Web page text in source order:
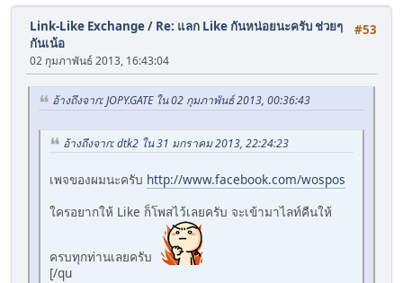
#53
Link-Like Exchange/ Re: แลก Like กันหน่อยนะครับ ช่วยๆ
กันเน้อ
02 กุมภาพันธ์ 2013, 16:43:04
อ้างถึงจาก: JOPY.GATE ใน 02 กุมภาพันธ์ 2013, 00:36:43
อ้างถึงจาก: dtk2 ใน 31 มกราคม 2013, 22:24:23
เพจของผมนะครับ http://www.facebook.com/wospos
ใครอยากให้ Like ก็โพสไว้เลยครับ จะเข้ามาไลท์คืนให้
ครบทุกท่านเลยครับ
[/qu